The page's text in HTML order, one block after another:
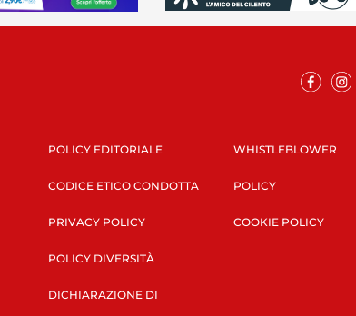
POLICY EDITORIALE
CODICE ETICO CONDOTTA
PRIVACY POLICY
POLICY DIVERSITÀ
DICHIARAZIONE DI
WHISTLEBLOWER
POLICY
COOKIE POLICY